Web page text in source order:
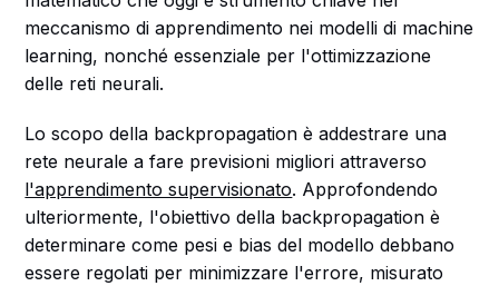
meccanismo di apprendimento nei modelli di machine
learning, nonché essenziale per l'ottimizzazione
delle reti neurali.
Lo scopo della backpropagation è addestrare una
rete neurale a fare previsioni migliori attraverso
l'apprendimento supervisionato. Approfondendo
ulteriormente, l'obiettivo della backpropagation è
determinare come pesi e bias del modello debbano
essere regolati per minimizzare l'errore, misurato